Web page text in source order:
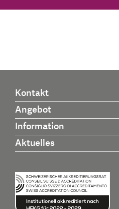
Kontakt
Angebot
Information
Aktuelles